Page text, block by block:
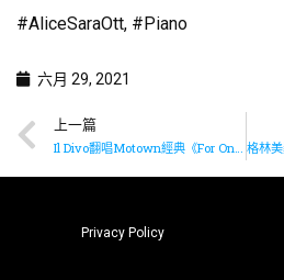
#AliceSaraOtt, #Piano
六月 29, 2021
上一篇
Privacy Policy